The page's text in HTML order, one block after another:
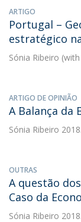
ARTIGO
Portugal –
estratégico
Sónia Ribeiro
ARTIGO DE OPINIÃO
A Balança da
Sónia Ribeiro
OUTRAS
A questão
Caso da
Sónia Ribeiro